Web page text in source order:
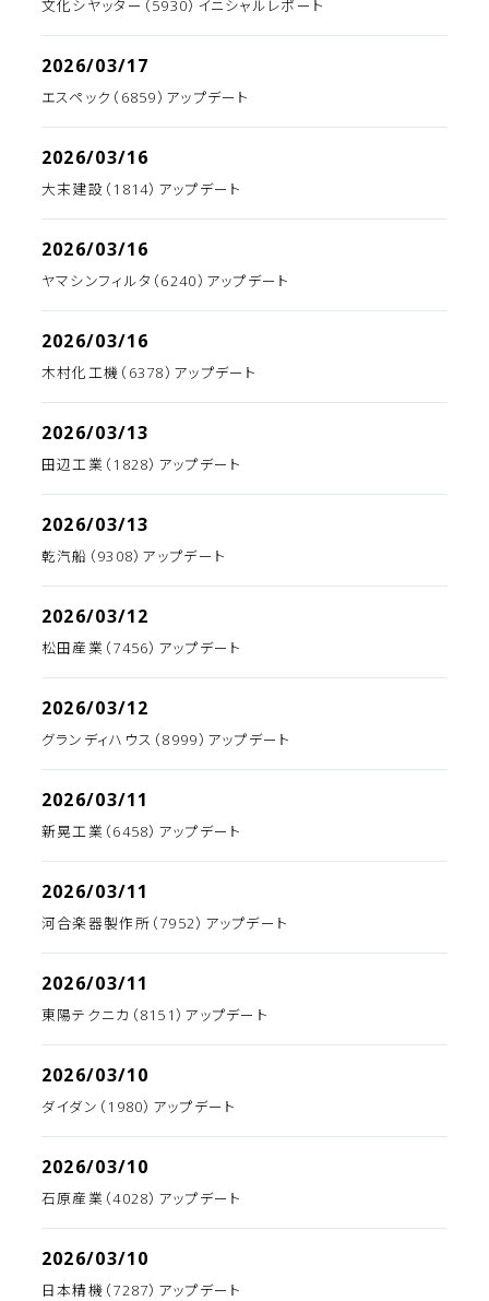
文化シヤッター（5930）イニシャルレポート
2026/03/17
エスペック（6859）アップデート
2026/03/16
大末建設（1814）アップデート
2026/03/16
ヤマシンフィルタ（6240）アップデート
2026/03/16
木村化工機（6378）アップデート
2026/03/13
田辺工業（1828）アップデート
2026/03/13
乾汽船（9308）アップデート
2026/03/12
松田産業（7456）アップデート
2026/03/12
グランディハウス（8999）アップデート
2026/03/11
新晃工業（6458）アップデート
2026/03/11
河合楽器製作所（7952）アップデート
2026/03/11
東陽テクニカ（8151）アップデート
2026/03/10
ダイダン（1980）アップデート
2026/03/10
石原産業（4028）アップデート
2026/03/10
日本精機（7287）アップデート